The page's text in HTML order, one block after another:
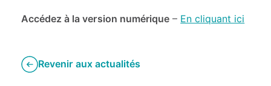
Accédez à la version numérique – En cliquant ici
Revenir aux actualités